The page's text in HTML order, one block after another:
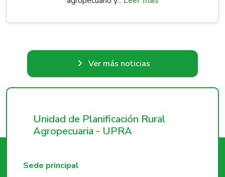
Ver más noticias
Unidad de Planificación Rural
Agropecuaria - UPRA
Sede principal